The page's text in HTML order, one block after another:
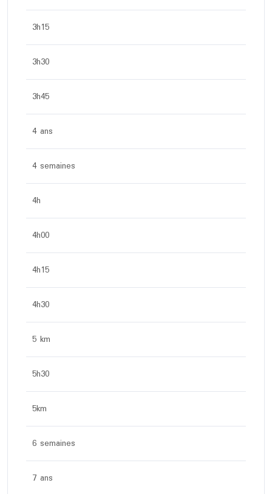
3h15
3h30
3h45
4 ans
4 semaines
4h
4h00
4h15
4h30
5 km
5h30
5km
6 semaines
7 ans